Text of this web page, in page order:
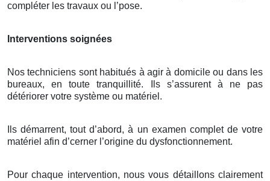
compléter les travaux ou l’pose.
Interventions soignées
Nos techniciens sont habitués à agir à domicile ou dans les
bureaux, en toute tranquillité. Ils s’assurent à ne pas
détériorer votre système ou matériel.
Ils démarrent, tout d’abord, à un examen complet de votre
matériel afin d’cerner l’origine du dysfonctionnement.
Pour chaque intervention, nous vous détaillons clairement